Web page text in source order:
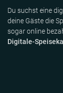
Du suchst eine
deine Gäste die
sogar online
Digitale-